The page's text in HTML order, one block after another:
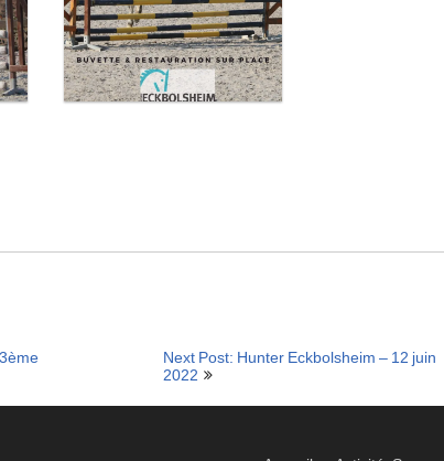
Next Post: Hunter Eckbolsheim – 12 juin
2022